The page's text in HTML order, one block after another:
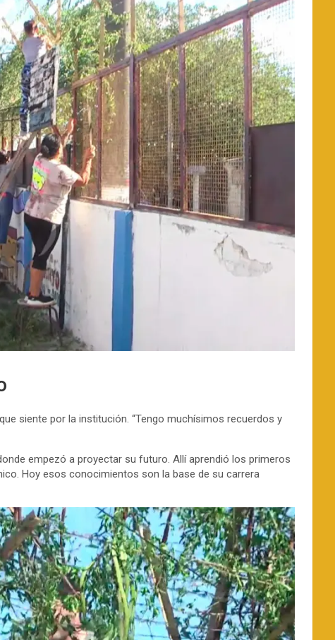
siente por la institución. “Tengo muchísimos recuerdos y
empezó a proyectar su futuro. Allí aprendió los primeros
Hoy esos conocimientos son la base de su carrera